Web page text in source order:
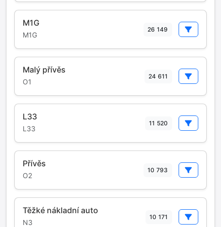
M1G
M1G
26 149
Malý přívěs
O1
24 611
L33
L33
11 520
Přívěs
O2
10 793
Těžké nákladní auto
N3
10 171